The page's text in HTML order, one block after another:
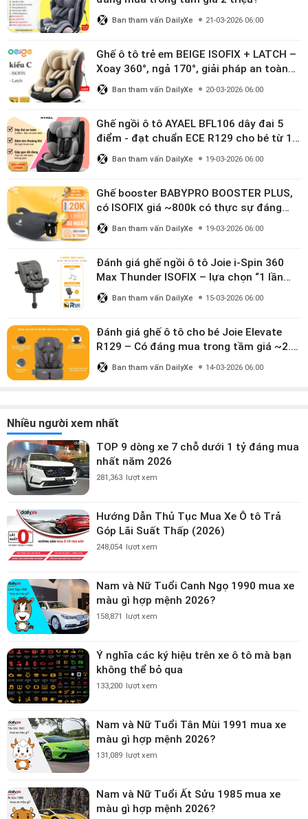
Ban tham vấn DailyXe 21-03-2026 06:00
Ghế ô tô trẻ em BEIGE ISOFIX + LATCH –
Xoay 360°, ngả 170°, giải pháp an toàn
linh hoạt cho bé 0–10 tuổi
Ban tham vấn DailyXe 20-03-2026 06:00
Ghế ngồi ô tô AYAEL BFL106 dây đai 5
điểm - đạt chuẩn ECE R129 cho bé từ 1–
10 tuổi
Ban tham vấn DailyXe 19-03-2026 06:00
Ghế booster BABYPRO BOOSTER PLUS,
có ISOFIX giá ~800k có thực sự đáng
mua?
Ban tham vấn DailyXe 19-03-2026 06:00
Đánh giá ghế ngồi ô tô Joie i-Spin 360
Max Thunder ISOFIX – lựa chọn “1 lần
dùng đến 12 năm” có đáng giá gần 9
triệu?
Ban tham vấn DailyXe 15-03-2026 06:00
Đánh giá ghế ô tô cho bé Joie Elevate
R129 – Có đáng mua trong tầm giá ~2.8
triệu?
Ban tham vấn DailyXe 14-03-2026 06:00
Nhiều người xem nhất
TOP 9 dòng xe 7 chỗ dưới 1 tỷ đáng mua
nhất năm 2026
281,363 lượt xem
Hướng Dẫn Thủ Tục Mua Xe Ô tô Trả
Góp Lãi Suất Thấp (2026)
248,054 lượt xem
Nam và Nữ Tuổi Canh Ngọ 1990 mua xe
màu gì hợp mệnh 2026?
158,871 lượt xem
Ý nghĩa các ký hiệu trên xe ô tô mà bạn
không thể bỏ qua
133,200 lượt xem
Nam và Nữ Tuổi Tân Mùi 1991 mua xe
màu gì hợp mệnh 2026?
131,089 lượt xem
Nam và Nữ Tuổi Ất Sửu 1985 mua xe
màu gì hợp mệnh 2026?